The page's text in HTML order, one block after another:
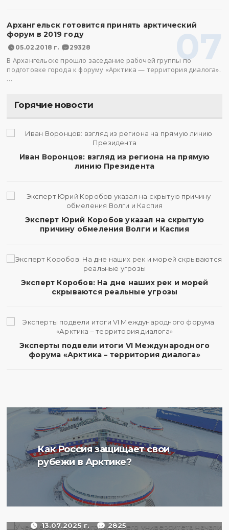
07
Архангельск готовится принять арктический
форум в 2019 году
05.02.2018 г. 29328
В Архангельске прошло заседание рабочей группы по
подготовке города к форуму «Арктика — территория диалога».
…
Горячие новости
Иван Воронцов: взгляд из региона на прямую
линию Президента
Эксперт Юрий Коробов указал на скрытую
причину обмеления Волги и Каспия
Эксперт Коробов: На дне наших рек и морей
скрываются реальные угрозы
Эксперты подвели итоги VI Международного
форума «Арктика – территория диалога»
Как Россия защищает свои
рубежи в Арктике?
Ученые Арктического
плавучего университета
радиоактивности донных
отложений в Баренцевом
13.07.2025 г. 2825